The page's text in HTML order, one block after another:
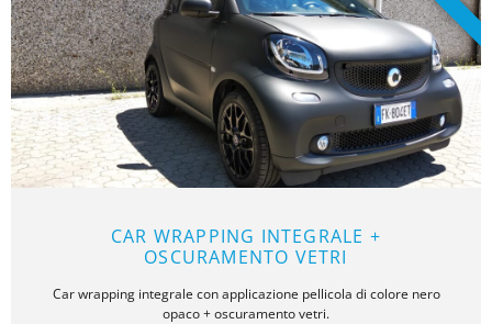
CAR WRAPPING INTEGRALE +
OSCURAMENTO VETRI
Car wrapping integrale con applicazione pellicola di colore nero
opaco + oscuramento vetri.